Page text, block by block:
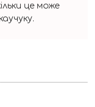
це може